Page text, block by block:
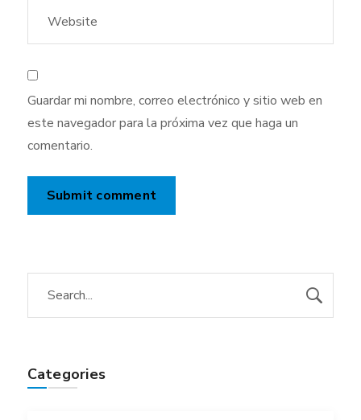
Guardar mi nombre, correo electrónico y sitio web en
este navegador para la próxima vez que haga un
comentario.
Categories